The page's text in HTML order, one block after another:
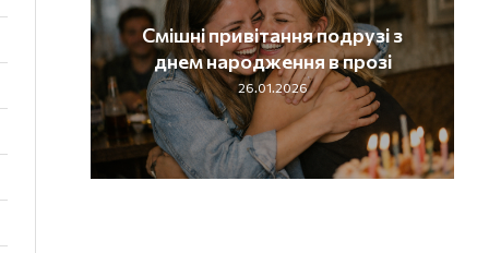
Смішні привітання подрузі з
днем народження в прозі
26.01.2026